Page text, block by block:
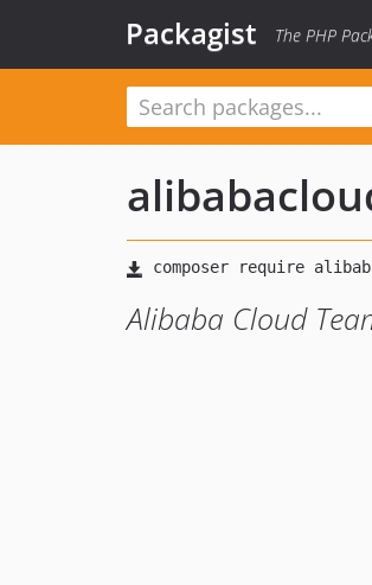
Packagist The PHP
Alibaba Cloud